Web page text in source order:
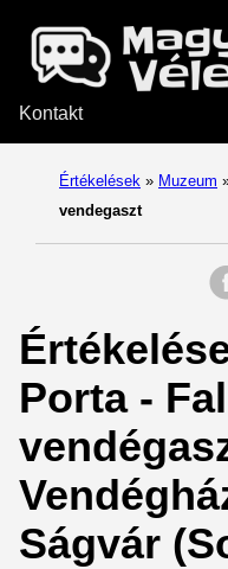
Kontakt
Értékelések » Muzeum
vendegaszt
Porta -
Ságvár